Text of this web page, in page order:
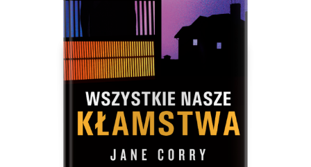
DO CZYTANIA
NA EKRANIE
KONTAKT